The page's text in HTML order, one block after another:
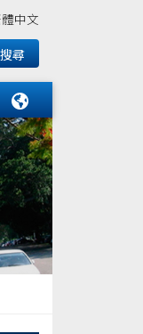
中文